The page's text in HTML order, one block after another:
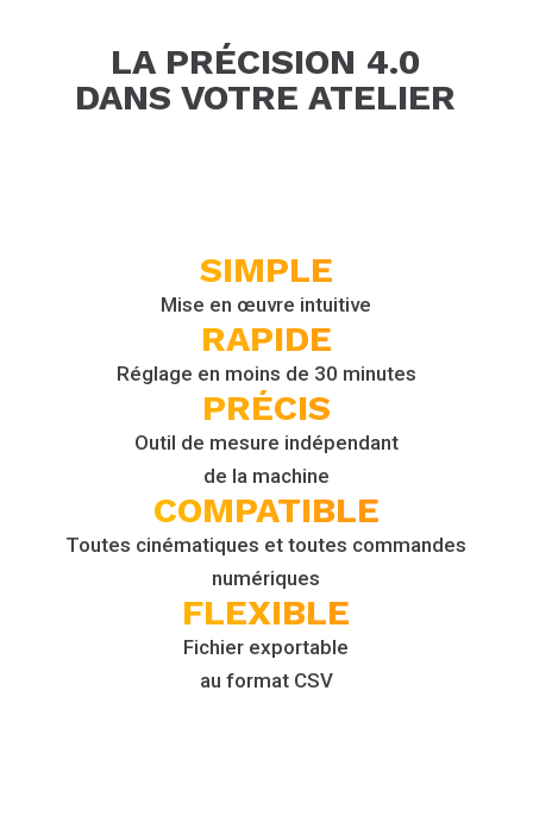
LA PRÉCISION 4.0
DANS VOTRE ATELIER
SIMPLE
Mise en œuvre intuitive
RAPIDE
Réglage en moins de 30 minutes
PRÉCIS
Outil de mesure indépendant
de la machine
COMPA­TIBLE
Toutes cinématiques et toutes commandes
numériques
FLEXIBLE
Fichier exportable
au format CSV